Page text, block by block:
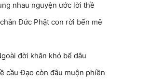
nhau nguyện ước lời thề
Đức Phật con rời bến mê
đời khăn khó bể dâu
cầu Đạo còn đâu muộn phiền